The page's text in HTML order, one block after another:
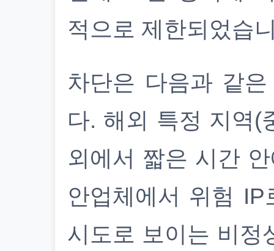
적으로 제한되었습
차단은 다음과 같
다. 해외 특정 지역(
외에서 짧은 시간
안업체에서 위험
시도로 보이는 비정